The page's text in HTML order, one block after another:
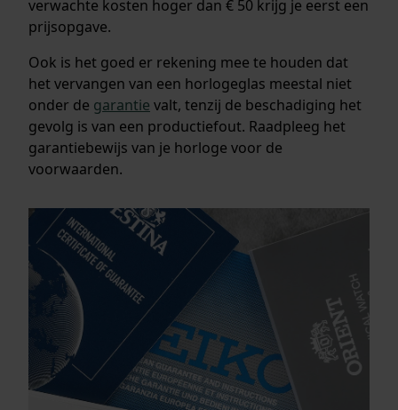
verwachte kosten hoger dan € 50 krijg je eerst een
prijsopgave.
Ook is het goed er rekening mee te houden dat
het vervangen van een horlogeglas meestal niet
onder de garantie valt, tenzij de beschadiging het
gevolg is van een productiefout. Raadpleeg het
garantiebewijs van je horloge voor de
voorwaarden.